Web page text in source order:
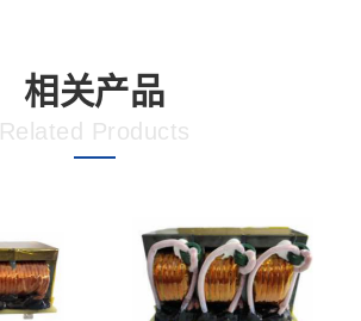
相关产品
Related Products